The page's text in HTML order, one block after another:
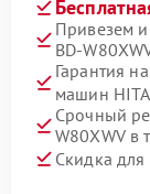
Привезем
BD-
Гарантия
машин
Срочный
W80XWV в
Скидка для